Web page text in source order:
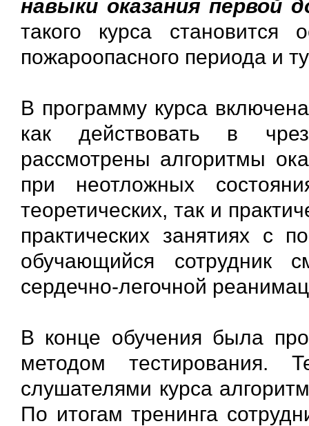
навыки оказания первой
такого курса становится
пожароопасного периода и
В программу курса
как действовать в
рассмотрены алгоритмы
при неотложных
теоретических, так и
практических занятиях с
обучающийся сотрудник
сердечно-легочной
В конце обучения была
методом тестирования.
слушателями курса
По итогам тренинга